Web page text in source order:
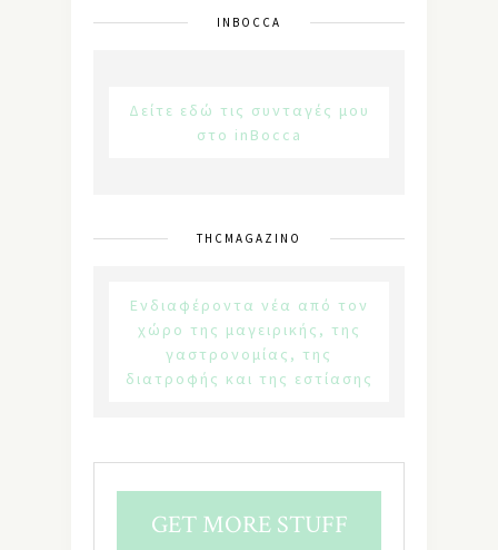
INBOCCA
Δείτε εδώ τις συνταγές μου
στο inBocca
THCMAGAZINO
Ενδιαφέροντα νέα από τον
χώρο της μαγειρικής, της
γαστρονομίας, της
διατροφής και της εστίασης
GET MORE STUFF